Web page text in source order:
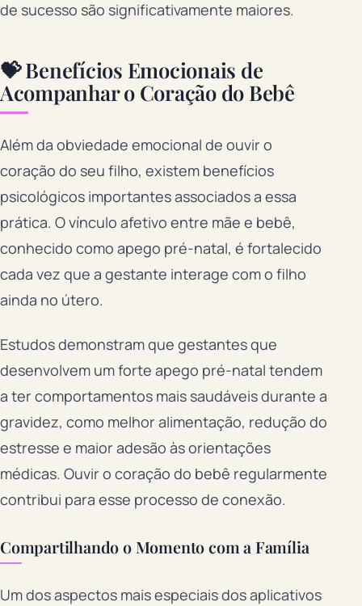
de sucesso são significativamente maiores.
💝 Benefícios Emocionais de
Acompanhar o Coração do Bebê
Além da obviedade emocional de ouvir o
coração do seu filho, existem benefícios
psicológicos importantes associados a essa
prática. O vínculo afetivo entre mãe e bebê,
conhecido como apego pré-natal, é fortalecido
cada vez que a gestante interage com o filho
ainda no útero.
Estudos demonstram que gestantes que
desenvolvem um forte apego pré-natal tendem
a ter comportamentos mais saudáveis durante a
gravidez, como melhor alimentação, redução do
estresse e maior adesão às orientações
médicas. Ouvir o coração do bebê regularmente
contribui para esse processo de conexão.
Compartilhando o Momento com a Família
Um dos aspectos mais especiais dos aplicativos